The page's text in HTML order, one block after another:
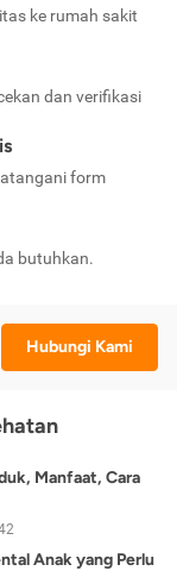
ke rumah sakit
dan verifikasi
form
butuhkan.
Hubungi Kami
Manfaat, Cara
Anak yang Perlu